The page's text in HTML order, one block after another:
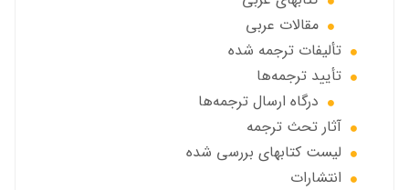
مقالات عربی
تألیفات ترجمه شده
تأیید ترجمه‌ها
درگاه ارسال ترجمه‌ها
آثار تحث ترجمه
ليست كتابهاي بررسي شده
انتشارات